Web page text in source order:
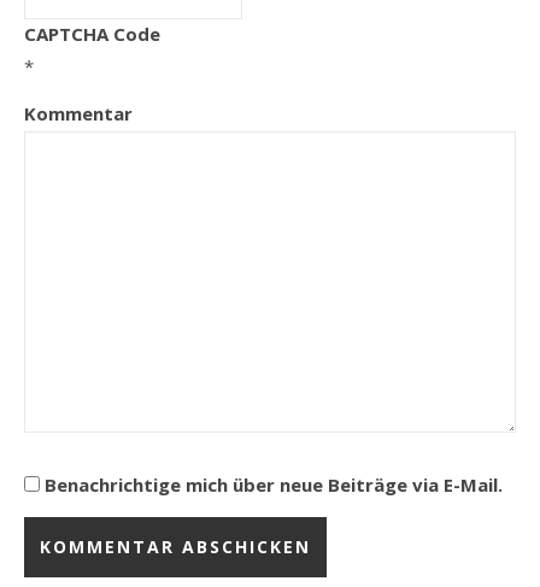
CAPTCHA Code
*
Kommentar
Benachrichtige mich über neue Beiträge via E-Mail.